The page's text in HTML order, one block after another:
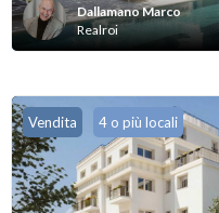
Dallamano Marco
Realroi
Vendita 4 o più locali